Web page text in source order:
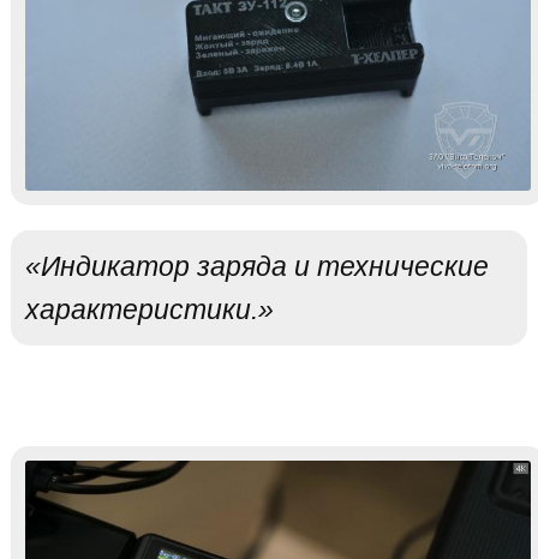
«Индикатор заряда и технические
характеристики.»